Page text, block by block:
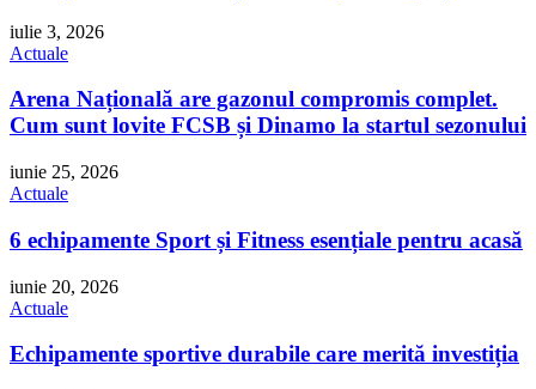
iulie 3, 2026
Actuale
Arena Națională are gazonul compromis complet.
Cum sunt lovite FCSB și Dinamo la startul sezonului
iunie 25, 2026
Actuale
6 echipamente Sport și Fitness esențiale pentru acasă
iunie 20, 2026
Actuale
Echipamente sportive durabile care merită investiția